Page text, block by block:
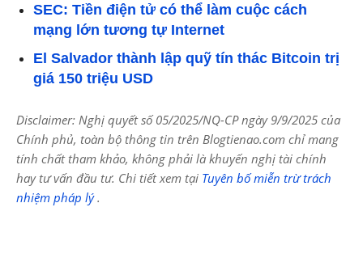
SEC: Tiền điện tử có thể làm cuộc cách
mạng lớn tương tự Internet
El Salvador thành lập quỹ tín thác Bitcoin trị
giá 150 triệu USD
Disclaimer: Nghị quyết số 05/2025/NQ-CP ngày 9/9/2025 của
Chính phủ, toàn bộ thông tin trên Blogtienao.com chỉ mang
tính chất tham khảo, không phải là khuyến nghị tài chính
hay tư vấn đầu tư. Chi tiết xem tại Tuyên bố miễn trừ trách
nhiệm pháp lý.